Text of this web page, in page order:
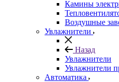
Камины
Воздушные
Увлажнители
Назад
Увлажнители
Увлажнители
Автоматика